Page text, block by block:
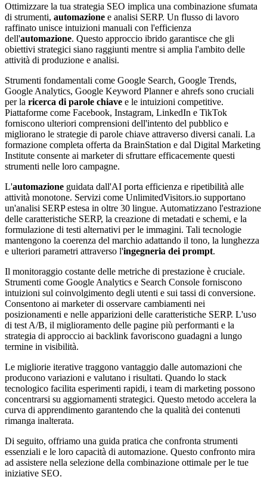
Ottimizzare la tua strategia SEO implica una combinazione sfumata
di strumenti, automazione e analisi SERP. Un flusso di lavoro
raffinato unisce intuizioni manuali con l'efficienza
dell'automazione. Questo approccio ibrido garantisce che gli
obiettivi strategici siano raggiunti mentre si amplia l'ambito delle
attività di produzione e analisi.
Strumenti fondamentali come Google Search, Google Trends,
Google Analytics, Google Keyword Planner e ahrefs sono cruciali
per la ricerca di parole chiave e le intuizioni competitive.
Piattaforme come Facebook, Instagram, LinkedIn e TikTok
forniscono ulteriori comprensioni dell'intento del pubblico e
migliorano le strategie di parole chiave attraverso diversi canali. La
formazione completa offerta da BrainStation e dal Digital Marketing
Institute consente ai marketer di sfruttare efficacemente questi
strumenti nelle loro campagne.
L'automazione guidata dall'AI porta efficienza e ripetibilità alle
attività monotone. Servizi come UnlimitedVisitors.io supportano
un'analisi SERP estesa in oltre 30 lingue. Automatizzano l'estrazione
delle caratteristiche SERP, la creazione di metadati e schemi, e la
formulazione di testi alternativi per le immagini. Tali tecnologie
mantengono la coerenza del marchio adattando il tono, la lunghezza
e ulteriori parametri attraverso l'ingegneria dei prompt.
Il monitoraggio costante delle metriche di prestazione è cruciale.
Strumenti come Google Analytics e Search Console forniscono
intuizioni sul coinvolgimento degli utenti e sui tassi di conversione.
Consentono ai marketer di osservare cambiamenti nei
posizionamenti e nelle apparizioni delle caratteristiche SERP. L'uso
di test A/B, il miglioramento delle pagine più performanti e la
strategia di approccio ai backlink favoriscono guadagni a lungo
termine in visibilità.
Le migliorie iterative traggono vantaggio dalle automazioni che
producono variazioni e valutano i risultati. Quando lo stack
tecnologico facilita esperimenti rapidi, i team di marketing possono
concentrarsi su aggiornamenti strategici. Questo metodo accelera la
curva di apprendimento garantendo che la qualità dei contenuti
rimanga inalterata.
Di seguito, offriamo una guida pratica che confronta strumenti
essenziali e le loro capacità di automazione. Questo confronto mira
ad assistere nella selezione della combinazione ottimale per le tue
iniziative SEO.